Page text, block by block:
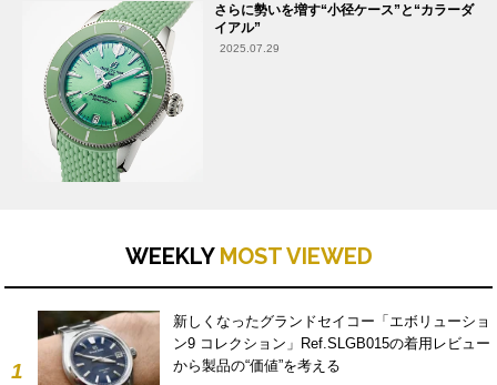
さらに勢いを増す“小径ケース”と“カラーダ
イアル”
2025.07.29
WEEKLY MOST VIEWED
1
新しくなったグランドセイコー「エボリューショ
ン9 コレクション」Ref.SLGB015の着用レビュー
から製品の“価値”を考える